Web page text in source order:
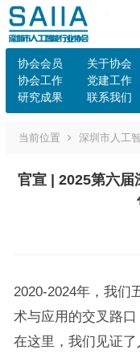
协会会员 关于协会
协会工作
党建工作
研究成果
联系我们
当前位置 深圳市人工
官宣 | 2025第六
2020-2024年，我们
术与应用的交叉路口
在这里，我们见证